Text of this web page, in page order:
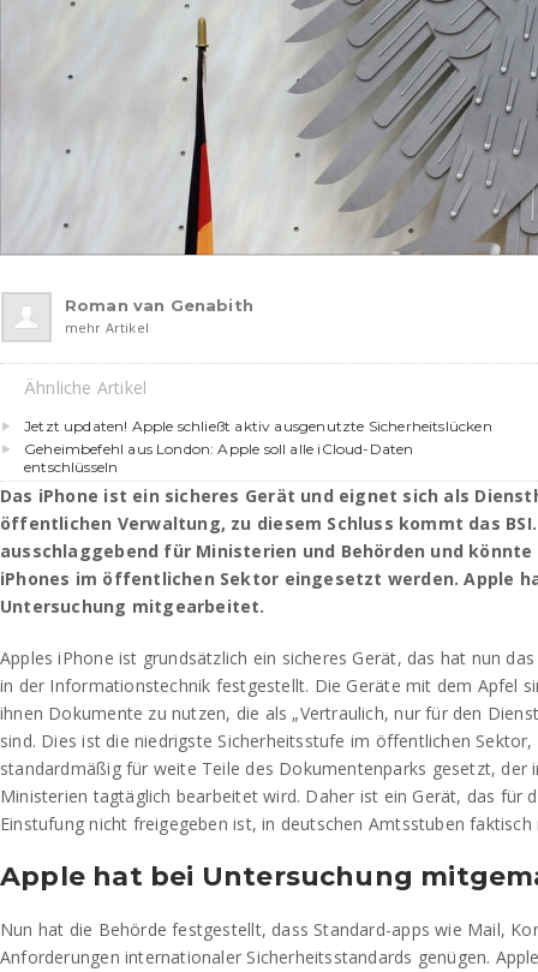
Roman van Genabith
mehr Artikel
Ähnliche Artikel
Jetzt updaten! Apple schließt aktiv ausgenutzte Sicherheitslücken
Geheimbefehl aus London: Apple soll alle iCloud-Daten
entschlüsseln
Das iPhone ist ein sicheres Gerät und eignet sich als
öffentlichen Verwaltung, zu diesem Schluss kommt das
ausschlaggebend für Ministerien und Behörden und
iPhones im öffentlichen Sektor eingesetzt werden. Apple
Untersuchung mitgearbeitet.
Apples iPhone ist grundsätzlich ein sicheres Gerät, das hat nun
in der Informationstechnik festgestellt. Die Geräte mit dem Apfel
ihnen Dokumente zu nutzen, die als „Vertraulich, nur für den
sind. Dies ist die niedrigste Sicherheitsstufe im öffentlichen
standardmäßig für weite Teile des Dokumentenparks gesetzt, der
Ministerien tagtäglich bearbeitet wird. Daher ist ein Gerät, das für
Einstufung nicht freigegeben ist, in deutschen Amtsstuben
Apple hat bei Untersuchung
Nun hat die Behörde festgestellt, dass Standard-apps wie Mail,
Anforderungen internationaler Sicherheitsstandards genügen.